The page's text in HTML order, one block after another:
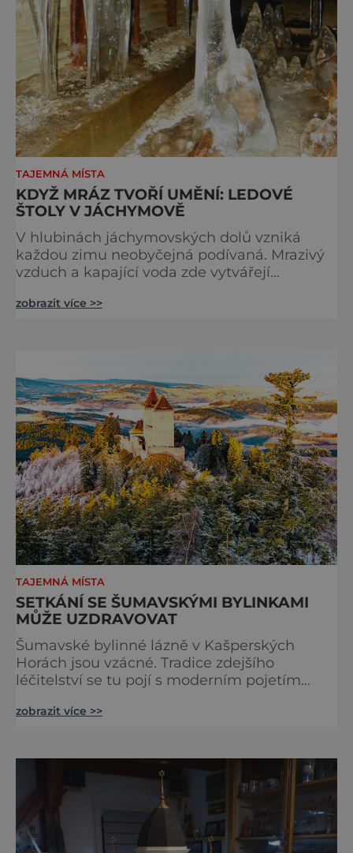
TAJEMNÁ MÍSTA
KDYŽ MRÁZ TVOŘÍ UMĚNÍ: LEDOVÉ
ŠTOLY V JÁCHYMOVĚ
V hlubinách jáchymovských dolů vzniká
každou zimu neobyčejná podívaná. Mrazivý
vzduch a kapající voda zde vytvářejí
křišťálové sochy. Toto jedinečné „ledové
zobrazit více >>
TAJEMNÁ MÍSTA
SETKÁNÍ SE ŠUMAVSKÝMI BYLINKAMI
MŮŽE UZDRAVOVAT
Šumavské bylinné lázně v Kašperských
Horách jsou vzácné. Tradice zdejšího
léčitelství se tu pojí s moderním pojetím
naprosto výjimečné a přitom vlastně totálně
přímo v historickém centru městečka
nedaleko řeky Otavy, po
zobrazit více >>